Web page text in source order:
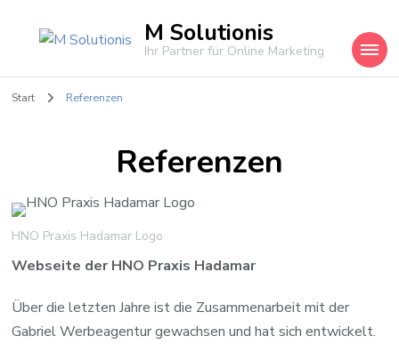
M Solutionis
Ihr Partner für Online Marketing
Start Referenzen
Referenzen
HNO Praxis Hadamar Logo
Webseite der HNO Praxis Hadamar
Über die letzten Jahre ist die Zusammenarbeit mit der
Gabriel Werbeagentur gewachsen und hat sich entwickelt.